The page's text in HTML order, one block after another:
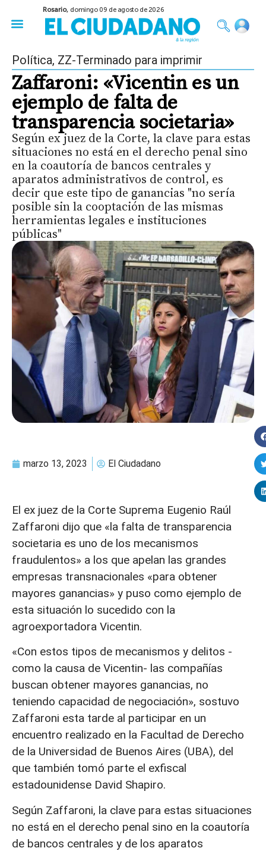
Rosario, domingo 09 de agosto de 2026
Política, ZZ-Terminado para imprimir
Zaffaroni: «Vicentin es un
ejemplo de falta de
transparencia societaria»
Según ex juez de la Corte, la clave para estas
situaciones no está en el derecho penal sino
en la coautoría de bancos centrales y
aparatos administrativos de control, es
decir que este tipo de ganancias "no sería
posible sin la cooptación de las mismas
herramientas legales e instituciones
públicas"
marzo 13, 2023 El Ciudadano
El ex juez de la Corte Suprema Eugenio Raúl
Zaffaroni dijo que «la falta de transparencia
societaria es uno de los mecanismos
fraudulentos» a los que apelan las grandes
empresas transnacionales «para obtener
mayores ganancias» y puso como ejemplo de
esta situación lo sucedido con la
agroexportadora Vicentin.
«Con estos tipos de mecanismos y delitos -
como la causa de Vicentin- las compañías
buscan obtener mayores ganancias, no
teniendo capacidad de negociación», sostuvo
Zaffaroni esta tarde al participar en un
encuentro realizado en la Facultad de Derecho
de la Universidad de Buenos Aires (UBA), del
que también tomó parte el exfiscal
estadounidense David Shapiro.
Según Zaffaroni, la clave para estas situaciones
no está en el derecho penal sino en la coautoría
de bancos centrales y de los aparatos